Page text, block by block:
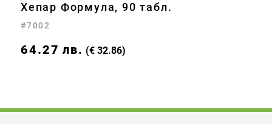
Хепар Формула, 90 табл.
#7002
64.27 лв. (€ 32.86)